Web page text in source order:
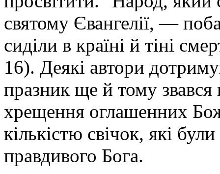
святому Євангелії, —
сиділи в країні й тіні
16). Деякі автори
празник ще й тому звався
хрещення оглашенних
кількістю свічок, які
правдивого Бога.